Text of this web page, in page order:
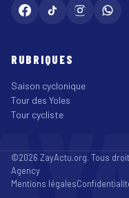
RUBRIQUES
Saison cyclonique
Tour des Yoles
Tour cycliste
©2026 ZayActu.org. Tous
Agency
Mentions légales